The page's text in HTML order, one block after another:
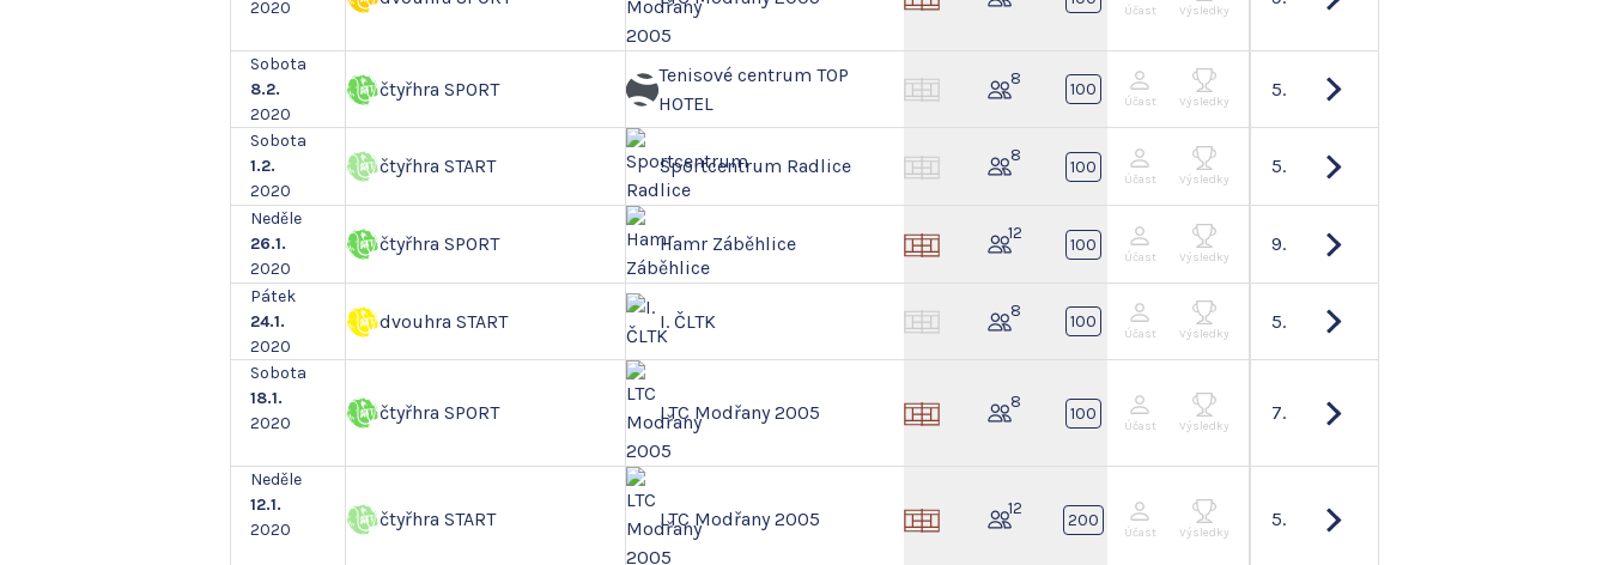
2020
Účast Výsledky
Sobota
8.2.
2020
čtyřhra SPORT
Tenisové centrum TOP
HOTEL
8
100 5.
Účast Výsledky
Sobota
1.2.
2020
čtyřhra START Sportcentrum Radlice 8
100 5.
Účast Výsledky
Neděle
26.1.
2020
čtyřhra SPORT Hamr Záběhlice 12
100 9.
Účast Výsledky
Pátek
24.1.
2020
dvouhra START I. ČLTK 8
100 5.
Účast Výsledky
Sobota
18.1.
2020
čtyřhra SPORT LTC Modřany 2005 8
100 7.
Účast Výsledky
Neděle
12.1.
2020
čtyřhra START LTC Modřany 2005 12
200 5.
Účast Výsledky